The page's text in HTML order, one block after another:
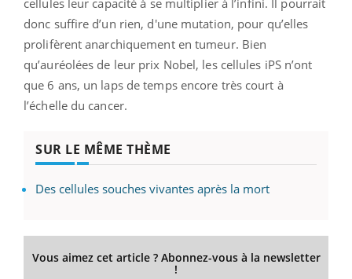
cellules leur capacité à se multiplier à l’infini. Il pourrait
donc suffire d’un rien, d'une mutation, pour qu’elles
prolifèrent anarchiquement en tumeur. Bien
qu’auréolées de leur prix Nobel, les cellules iPS n’ont
que 6 ans, un laps de temps encore très court à
l’échelle du cancer.
SUR LE MÊME THÈME
Des cellules souches vivantes après la mort
Vous aimez cet article ? Abonnez-vous à la newsletter
!